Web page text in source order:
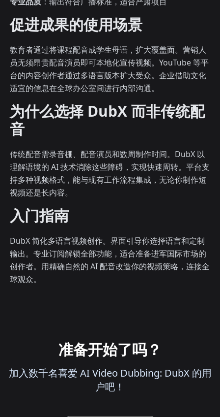
促进成果的使用场景
教育者通过将课程配音成学生母语，扩大覆盖面。营销人
员无须昂贵配音演员即可本地化宣传视频。YouTube 等平
台的内容创作者通过多语言版本扩大受众。企业借助文化
适宜的信息在全球办公室间进行内部沟通。
为什么选择 DubX 而非传统配
音
传统配音需录音棚、配音演员和数周制作时间。DubX 以
理解语境的 AI 技术消除这些障碍，实现快速周转。平台支
持多种视频格式，能与现有工作流程集成，无论你制作短
视频还是长内容。
入门指南
DubX 简化多语言视频创作。界面引导你选择语言和定制
输出。专业订阅解锁全部功能，适合准备进军国际市场的
创作者。用精确自然的 AI 配音改造你的视频策略，连接全
球观众。
准备开始了吗？
加入数千名喜爱 AI Video Dubbing: DubX 的用
户吧！